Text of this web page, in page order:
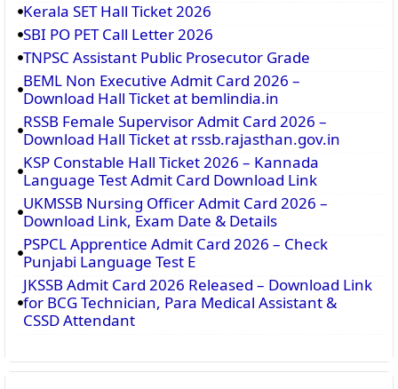
Kerala SET Hall Ticket 2026
SBI PO PET Call Letter 2026
TNPSC Assistant Public Prosecutor Grade
BEML Non Executive Admit Card 2026 –
Download Hall Ticket at bemlindia.in
RSSB Female Supervisor Admit Card 2026 –
Download Hall Ticket at rssb.rajasthan.gov.in
KSP Constable Hall Ticket 2026 – Kannada
Language Test Admit Card Download Link
UKMSSB Nursing Officer Admit Card 2026 –
Download Link, Exam Date & Details
PSPCL Apprentice Admit Card 2026 – Check
Punjabi Language Test E
JKSSB Admit Card 2026 Released – Download Link
for BCG Technician, Para Medical Assistant &
CSSD Attendant